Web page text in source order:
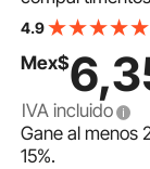
dispensador de
4.9
Mex$
IVA incluido
Gane al menos
15%.